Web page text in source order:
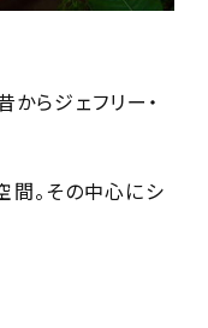
からジェフリー・
間。その中心にシ